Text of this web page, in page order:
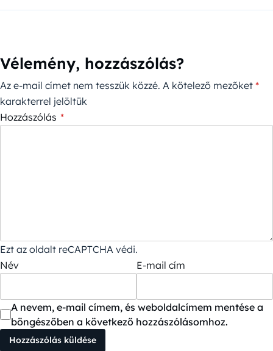
Vélemény, hozzászólás?
Az e-mail címet nem tesszük közzé. A kötelező mezőket *
karakterrel jelöltük
Hozzászólás *
Ezt az oldalt reCAPTCHA védi.
Név
E-mail cím
A nevem, e-mail címem, és weboldalcímem mentése a
böngészőben a következő hozzászólásomhoz.